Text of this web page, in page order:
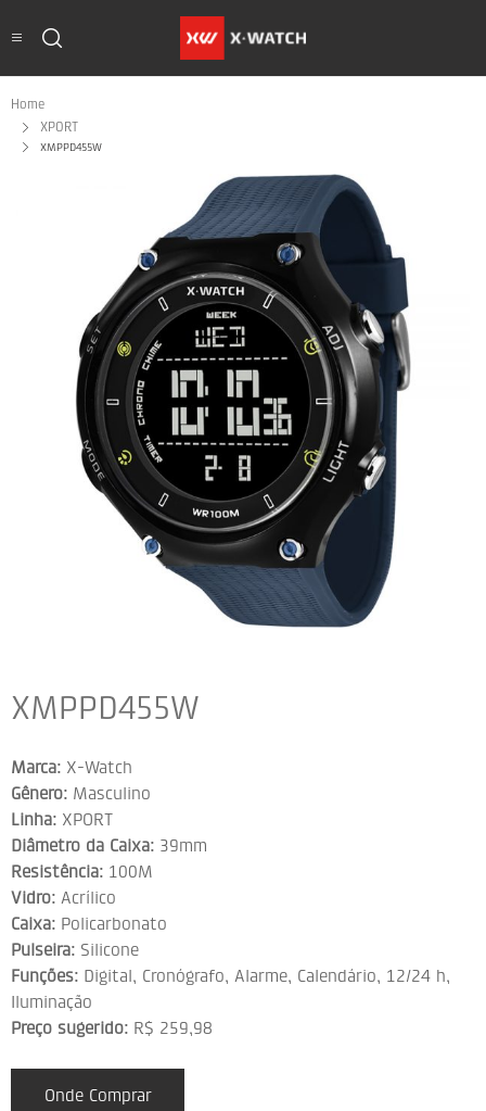
Home
XPORT
XMPPD455W
XMPPD455W
Marca: X-Watch
Gênero: Masculino
Linha: XPORT
Diâmetro da Caixa: 39mm
Resistência: 100M
Vidro: Acrílico
Caixa: Policarbonato
Pulseira: Silicone
Funções: Digital, Cronógrafo, Alarme, Calendário, 12/24 h,
Iluminação
Preço sugerido: R$ 259,98
Onde Comprar